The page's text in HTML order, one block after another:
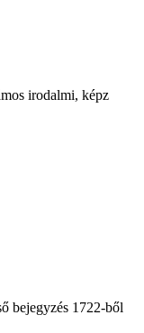
irodalmi, képz
bejegyzés 1722-ből